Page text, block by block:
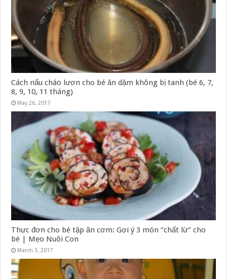
Cách nấu cháo lươn cho bé ăn dặm không bị tanh (bé 6, 7,
8, 9, 10, 11 tháng)
May 26, 2017
Thực đơn cho bé tập ăn cơm: Gợi ý 3 món “chất lừ” cho
bé | Mẹo Nuôi Con
March 3, 2017